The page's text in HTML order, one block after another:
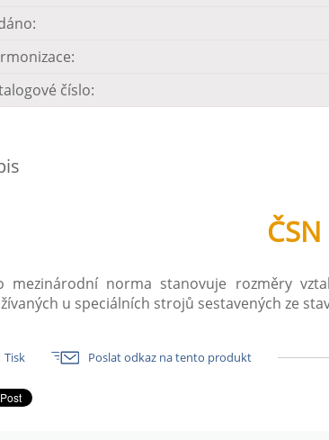
číslo:
mezinárodní norma stanovuje rozměry
u speciálních strojů sestavených ze
Tisk Poslat odkaz na tento produkt